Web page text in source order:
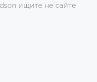
ищите не сайте